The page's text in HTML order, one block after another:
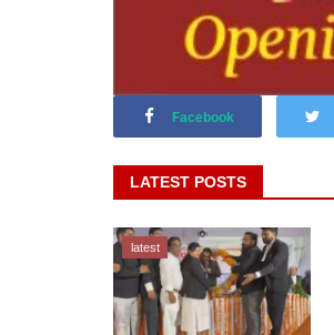
Facebook
LATEST POSTS
latest